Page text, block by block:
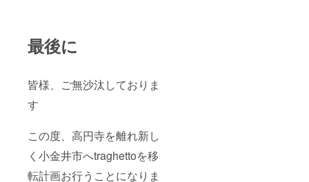
最後に
皆様、ご無沙汰しておりま
す
この度、高円寺を離れ新し
く小金井市へtraghettoを移
転計画お行うことになりま